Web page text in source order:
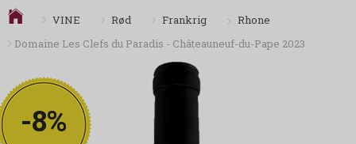
VINE Rød Frankrig
Rhone
Domaine Les Clefs du Paradis - Châteauneuf-du-Pape 2023
-8%